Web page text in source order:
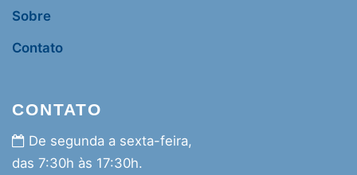
Sobre
Contato
CONTATO
De segunda a sexta-feira,
das 7:30h às 17:30h.